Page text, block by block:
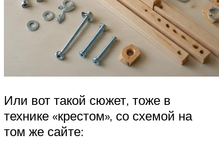
Или вот такой сюжет, тоже в
технике «крестом», со схемой на
том же сайте: